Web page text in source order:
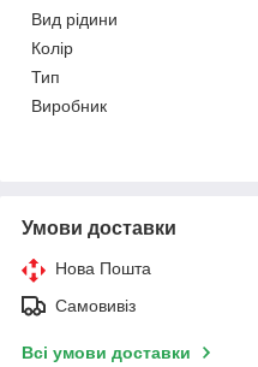
Вид рідини
Колір
Тип
Виробник
Умови доставки
Нова Пошта
Самовивіз
Всі умови доставки